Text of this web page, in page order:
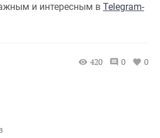
и интересным в Telegram-
420 0 0